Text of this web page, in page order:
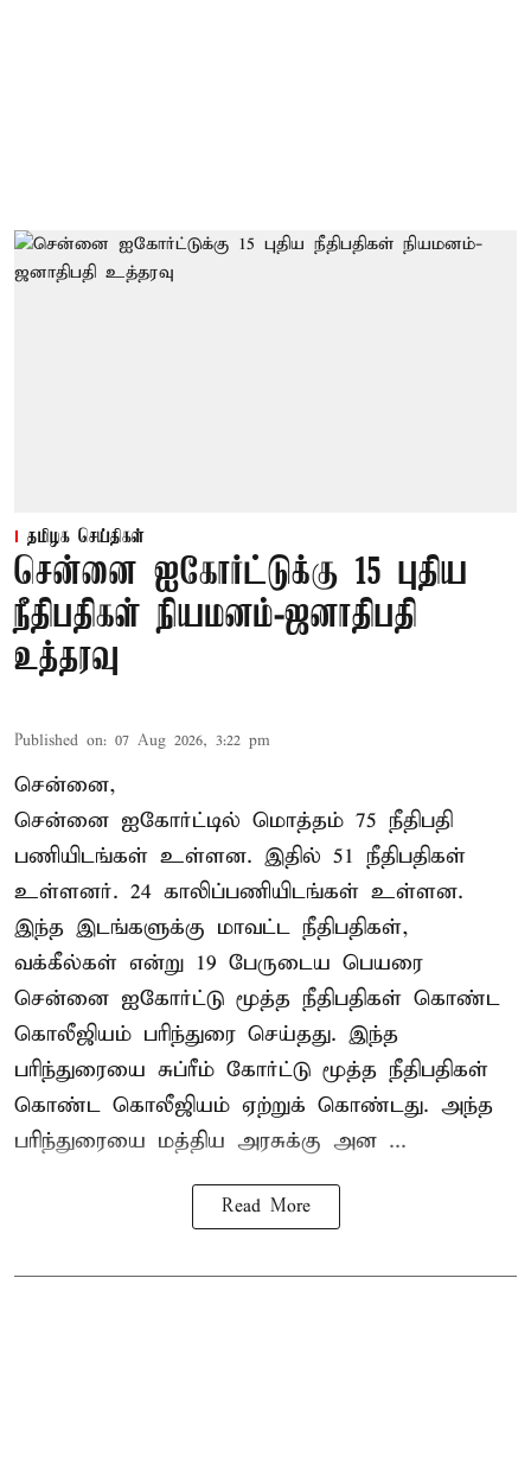
தமிழக செய்திகள்
சென்னை ஐகோர்ட்டுக்கு 15 புதிய
நீதிபதிகள் நியமனம்-ஜனாதிபதி
உத்தரவு
Published on: 07 Aug 2026, 3:22 pm
சென்னை,
சென்னை ஐகோர்ட்டில் மொத்தம் 75 நீதிபதி
பணியிடங்கள் உள்ளன. இதில் 51 நீதிபதிகள்
உள்ளனர். 24 காலிப்பணியிடங்கள் உள்ளன.
இந்த இடங்களுக்கு மாவட்ட நீதிபதிகள்,
வக்கீல்கள் என்று 19 பேருடைய பெயரை
சென்னை ஐகோர்ட்டு மூத்த நீதிபதிகள் கொண்ட
கொலீஜியம் பரிந்துரை செய்தது. இந்த
பரிந்துரையை சுப்ரீம் கோர்ட்டு மூத்த நீதிபதிகள்
கொண்ட கொலீஜியம் ஏற்றுக் கொண்டது. அந்த
பரிந்துரையை மத்திய அரசுக்கு அன ...
Read More